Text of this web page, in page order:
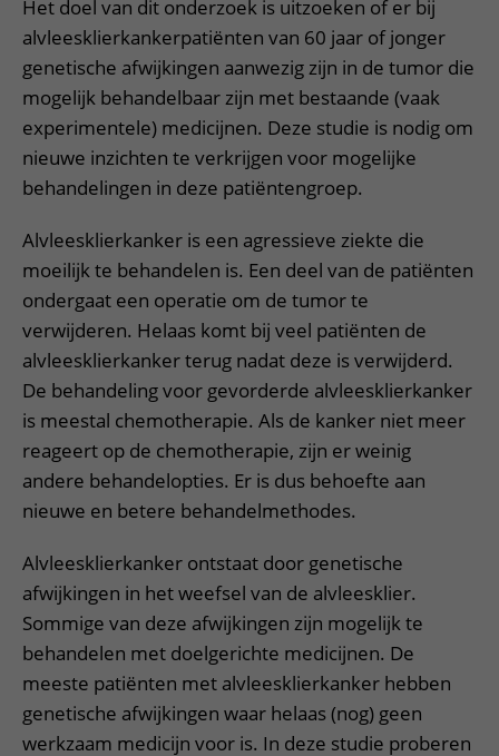
Onderzoeken en diagnostiek
Het Wilhelmina Kinderziekenhuis
Bloedprikken
Wachttijden
Bezoektijden
Wijzigen patiëntgegevens
Mijn UMC Utrecht patiëntportaal
Faciliteiten en voorzieningen
Bezoekregels
Kwaliteit en veiligheid
Route naar het ziekenhuis
Parkeren
Wegwijs in het ziekenhuis
Contact met polikliniek
Contact met verpleegafdeling
Teleconsult aanvragen
Diagnostiek aanvragen
Zorgverlenersportaal
Over UMC Utrecht
Research
Onderwijs
Werken bij het UMC Utrecht
Het doel van dit onderzoek is uitzoeken of er bij
alvleesklierkankerpatiënten van 60 jaar of jonger
genetische afwijkingen aanwezig zijn in de tumor die
mogelijk behandelbaar zijn met bestaande (vaak
experimentele) medicijnen. Deze studie is nodig om
nieuwe inzichten te verkrijgen voor mogelijke
behandelingen in deze patiëntengroep.
Alvleesklierkanker is een agressieve ziekte die
moeilijk te behandelen is. Een deel van de patiënten
ondergaat een operatie om de tumor te
verwijderen. Helaas komt bij veel patiënten de
alvleesklierkanker terug nadat deze is verwijderd.
De behandeling voor gevorderde alvleesklierkanker
is meestal chemotherapie. Als de kanker niet meer
reageert op de chemotherapie, zijn er weinig
andere behandelopties. Er is dus behoefte aan
nieuwe en betere behandelmethodes.
Alvleesklierkanker ontstaat door genetische
afwijkingen in het weefsel van de alvleesklier.
Sommige van deze afwijkingen zijn mogelijk te
behandelen met doelgerichte medicijnen. De
meeste patiënten met alvleesklierkanker hebben
genetische afwijkingen waar helaas (nog) geen
werkzaam medicijn voor is. In deze studie proberen